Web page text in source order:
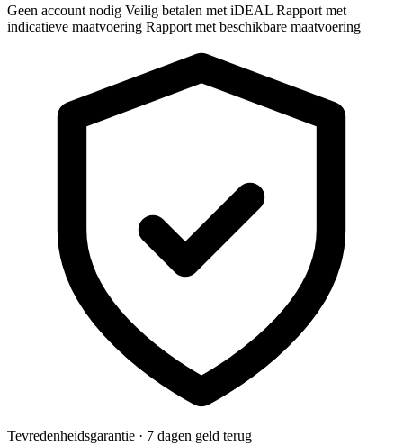
Geen account nodig Veilig betalen met iDEAL Rapport met
indicatieve maatvoering Rapport met beschikbare maatvoering
Tevredenheidsgarantie · 7 dagen geld terug